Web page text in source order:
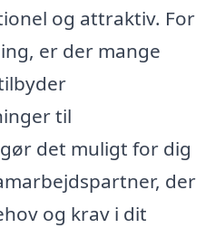
og attraktiv. For
er der mange
til
det muligt for dig
der
og krav i dit